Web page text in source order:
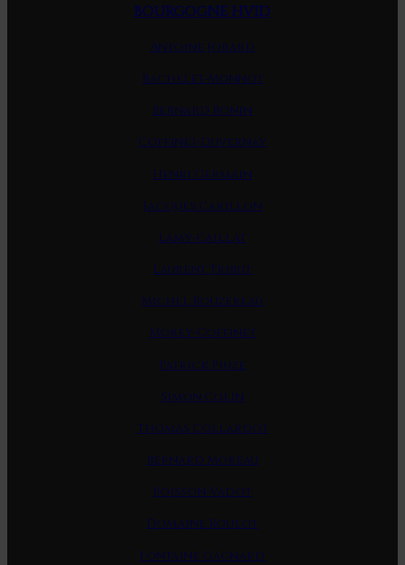
BOURGOGNE HVID
Antoine Jobard
Bachelet-Monnot
Bernard Bonin
Coffinet-Duvernay
Henri Germain
Jacques Carillon
Lamy-Caillat
Laurent Tribut
Michel Bouzereau
Morey-Coffinet
Patrick Piuze
Simon Colin
Thomas Collardot
Bernard Moreau
Boisson-Vadot
Domaine Roulot
Fontaine Gagnard